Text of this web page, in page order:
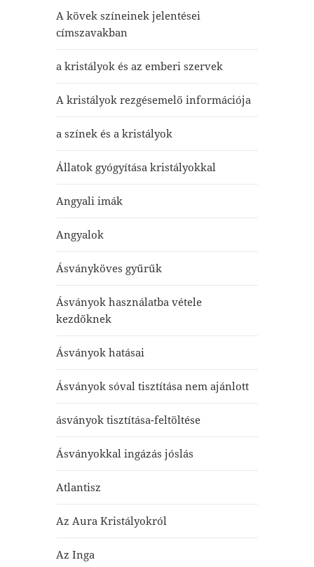
A kövek színeinek jelentései
címszavakban
a kristályok és az emberi szervek
A kristályok rezgésemelő információja
a színek és a kristályok
Állatok gyógyítása kristályokkal
Angyali imák
Angyalok
Ásványköves gyűrűk
Ásványok használatba vétele
kezdőknek
Ásványok hatásai
Ásványok sóval tisztítása nem ajánlott
ásványok tisztítása-feltöltése
Ásványokkal ingázás jóslás
Atlantisz
Az Aura Kristályokról
Az Inga